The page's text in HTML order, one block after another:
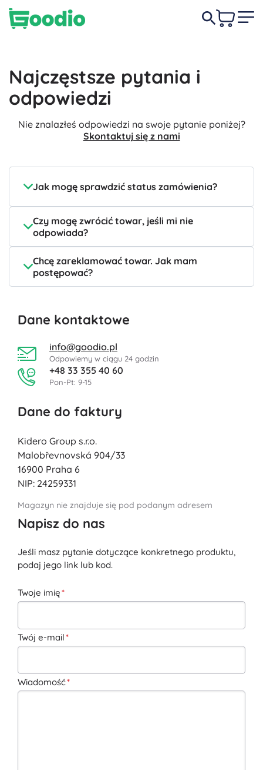
Najczęstsze pytania i
odpowiedzi
Nie znalazłeś odpowiedzi na swoje pytanie poniżej?
Skontaktuj się z nami
Jak mogę sprawdzić status zamówienia?
Czy mogę zwrócić towar, jeśli mi nie
odpowiada?
Chcę zareklamować towar. Jak mam
postępować?
Dane kontaktowe
info@goodio.pl
Odpowiemy w ciągu 24 godzin
+48 33 355 40 60
Pon-Pt: 9-15
Dane do faktury
Kidero Group s.r.o.
Malobřevnovská 904/33
16900 Praha 6
NIP: 24259331
Magazyn nie znajduje się pod podanym adresem
Napisz do nas
Jeśli masz pytanie dotyczące konkretnego produktu,
podaj jego link lub kod.
Twoje imię
Twój e-mail
Wiadomość